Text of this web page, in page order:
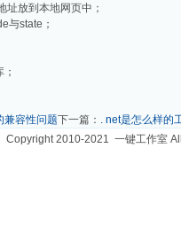
址放到本地网页中；
与state；
兼容性问题下一篇： . net是怎么样的
Copyright 2010-2021 一键工作室